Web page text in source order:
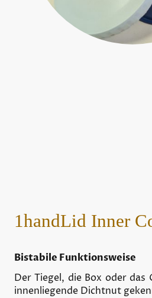
1handLid Inner
Bistabile Funktionsweise
Der Tiegel, die Box oder das
innenliegende Dichtnut